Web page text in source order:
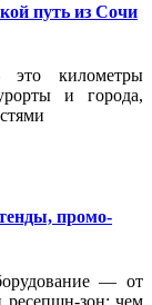
путь из Сочи
это километры
и города,
промо-
— от
ресепшн-зон: чем